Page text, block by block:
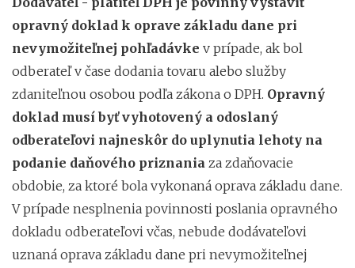
opravný doklad k oprave základu dane pri
nevymožiteľnej pohľadávke v prípade, ak bol
odberateľ v čase dodania tovaru alebo služby
zdaniteľnou osobou podľa zákona o DPH. Opravný
doklad musí byť vyhotovený a odoslaný
odberateľovi najneskôr do uplynutia lehoty na
podanie daňového priznania za zdaňovacie
obdobie, za ktoré bola vykonaná oprava základu dane.
V prípade nesplnenia povinnosti poslania opravného
dokladu odberateľovi včas, nebude dodávateľovi
uznaná oprava základu dane pri nevymožiteľnej